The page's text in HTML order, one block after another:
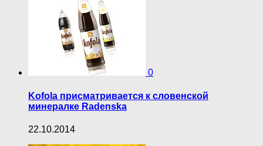
0
Kofola присматривается к словенской
минералке Radenska
22.10.2014